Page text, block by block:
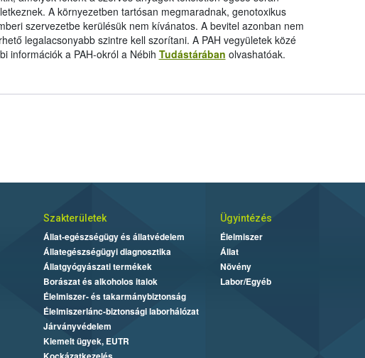
A környezetben tartósan megmaradnak, genotoxikus
szervezetbe kerülésük nem kívánatos. A bevitel azonban nem
legalacsonyabb szintre kell szorítani. A PAH vegyületek közé
információk a PAH-okról a Nébih Tudástárában olvashatóak.
Szakterületek
Állat-egészségügy és állatvédelem
Állategészségügyi diagnosztika
Állatgyógyászati termékek
Borászat és alkoholos italok
Élelmiszer- és takarmánybiztonság
Élelmiszerlánc-biztonsági laborhálózat
Járványvédelem
Kiemelt ügyek, EUTR
Ügyintézés
Élelmiszer
Állat
Növény
Labor/Egyéb